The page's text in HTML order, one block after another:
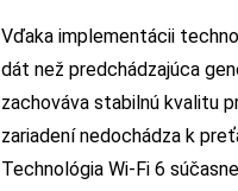
Vďaka implementácii
dát než predchádzajúca
zachováva stabilnú kvalitu
zariadení nedochádza k
Technológia Wi-Fi 6